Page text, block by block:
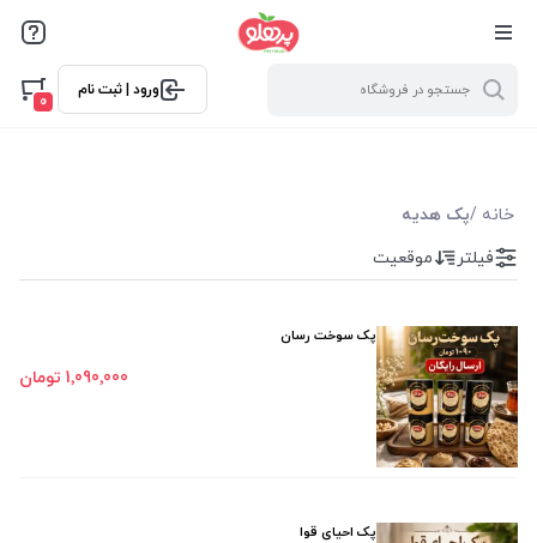
@media screen and (max-width: 500px) { .w-ch{bottom: 125px
!important; left:5px !important;} }
ورود | ثبت نام
0
خانه /پک هدیه
فیلتر بر اساس قیمت
فیلترها
نمایش همه محصولات
فیلتر موقعیت
پک سوخت رسان
1٬090٬000 تومان
پک احیای قوا